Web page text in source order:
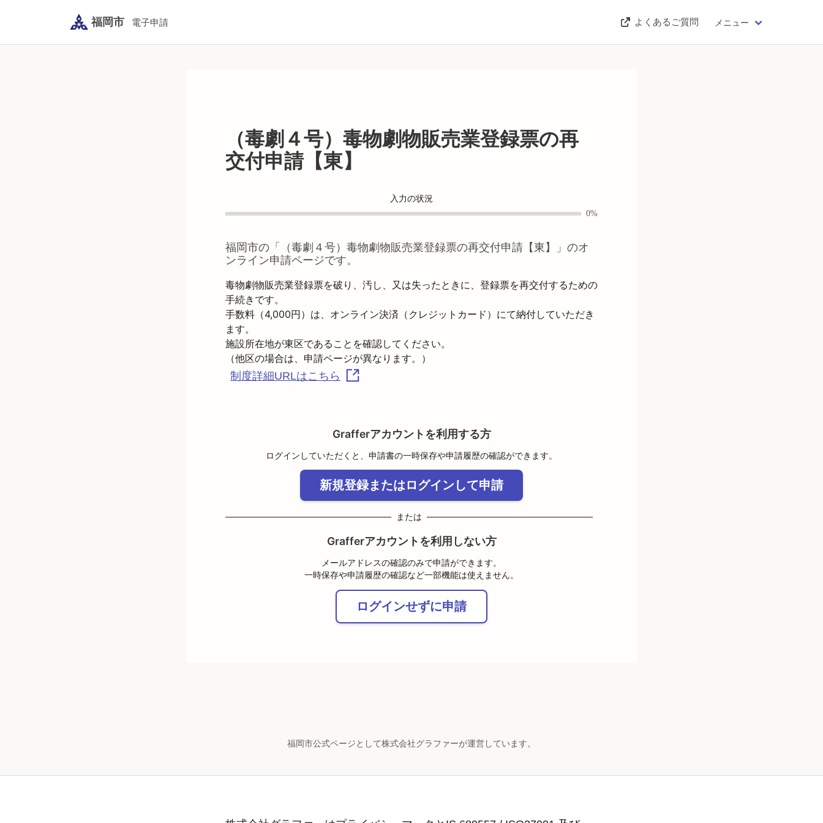
福岡市 電子申請 よくあるご質問 メニュー
（毒劇４号）毒物劇物販売業登録票の再
交付申請【東】
入力の状況
0%
福岡市の「 （毒劇４号）毒物劇物販売業登録票の再交付申請【東】
」のオ
ンライン申請ページです。
毒物劇物販売業登録票を破り、汚し、又は失ったときに、登録票を再交付するための
手続きです。
手数料（4,000円）は、オンライン決済（クレジットカード）にて納付していただき
ます。
施設所在地が東区であることを確認してください。
制度詳細URLはこちら
Grafferアカウントを利用する方
ログインしていただくと、申請書の一時保存や申請履歴の確認ができます。
新規登録またはログインして申請
または
Grafferアカウントを利用しない方
メールアドレスの確認のみで申請ができます。
一時保存や申請履歴の確認など一部機能は使えません。
ログインせずに申請
福岡市公式ページとして株式会社グラファーが運営しています。